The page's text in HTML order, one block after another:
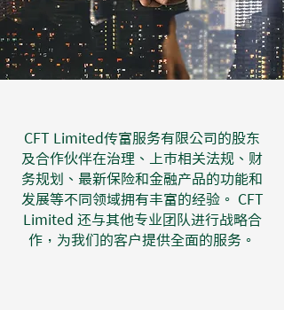
CFT Limited​传富服务有限公司的股东
及合作伙伴在治理、上市相关法规、财
务规划、最新保险和金融产品的功能和
发展等不同领域拥有丰富的经验。 CFT
Limited 还与其他专业团队进行战略合
作，为我们的客户提供全面的服务。